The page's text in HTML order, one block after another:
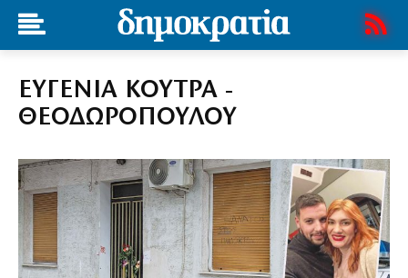
ΕΥΓΕΝΙΑ ΚΟΥΤΡΑ -
ΘΕΟΔΩΡΟΠΟΥΛΟΥ